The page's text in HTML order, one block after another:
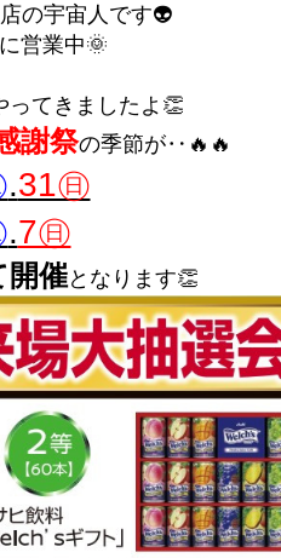
の宇宙人です👽
営業中🌞
ってきましたよ👏
謝祭の季節が‥🔥🔥
.31㊐
.7㊐
開催となります👏